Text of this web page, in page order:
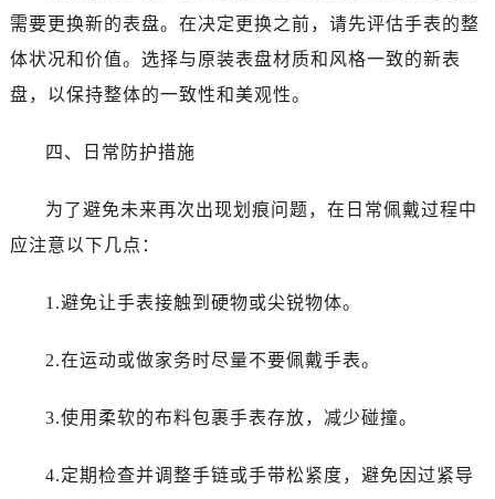
需要更换新的表盘。在决定更换之前，请先评估手表的整
体状况和价值。选择与原装表盘材质和风格一致的新表
盘，以保持整体的一致性和美观性。
四、日常防护措施
为了避免未来再次出现划痕问题，在日常佩戴过程中
应注意以下几点：
1.避免让手表接触到硬物或尖锐物体。
2.在运动或做家务时尽量不要佩戴手表。
3.使用柔软的布料包裹手表存放，减少碰撞。
4.定期检查并调整手链或手带松紧度，避免因过紧导